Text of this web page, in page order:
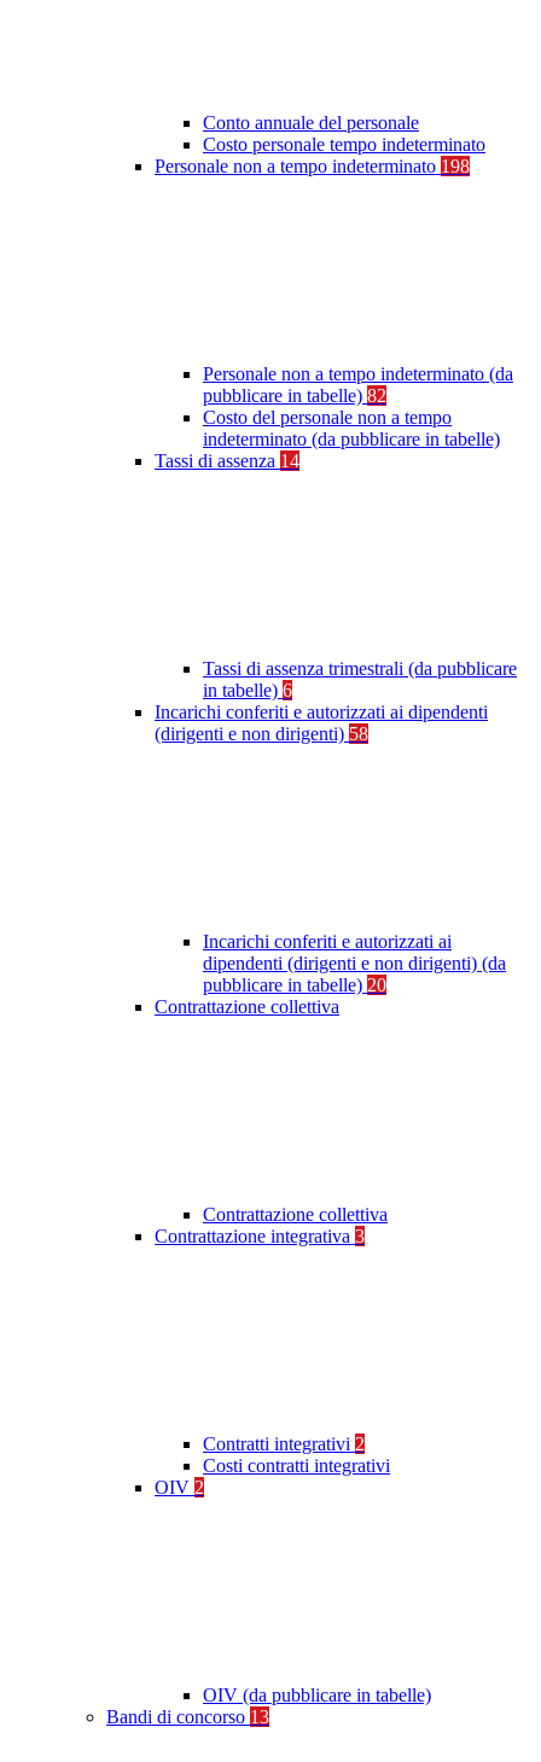
Conto annuale del personale
Costo personale tempo indeterminato
Personale non a tempo indeterminato 198
Personale non a tempo indeterminato (da
pubblicare in tabelle) 82
Costo del personale non a tempo
indeterminato (da pubblicare in tabelle)
Tassi di assenza 14
Tassi di assenza trimestrali (da pubblicare
in tabelle) 6
Incarichi conferiti e autorizzati ai dipendenti
(dirigenti e non dirigenti) 58
Incarichi conferiti e autorizzati ai
dipendenti (dirigenti e non dirigenti) (da
pubblicare in tabelle) 20
Contrattazione collettiva
Contrattazione collettiva
Contrattazione integrativa 3
Contratti integrativi 2
Costi contratti integrativi
OIV 2
OIV (da pubblicare in tabelle)
Bandi di concorso 13